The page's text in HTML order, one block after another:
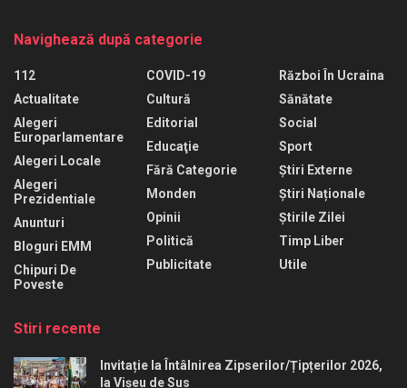
Navighează după categorie
112
Actualitate
Alegeri
Europarlamentare
Alegeri Locale
Alegeri
Prezidentiale
Anunturi
Bloguri EMM
Chipuri De
Poveste
COVID-19
Cultură
Editorial
Educaţie
Fără Categorie
Monden
Opinii
Politică
Publicitate
Război În Ucraina
Sănătate
Social
Sport
Știri Externe
Știri Naționale
Știrile Zilei
Timp Liber
Utile
Stiri recente
Invitație la Întâlnirea Zipserilor/Țipțerilor 2026,
la Vișeu de Sus